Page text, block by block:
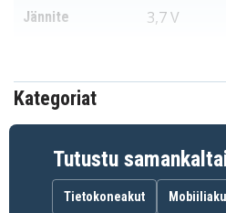
Jännite 3,7 V
Mitat
Akku korvaa:
Kategoriat
Tutustu
Tietokoneakut